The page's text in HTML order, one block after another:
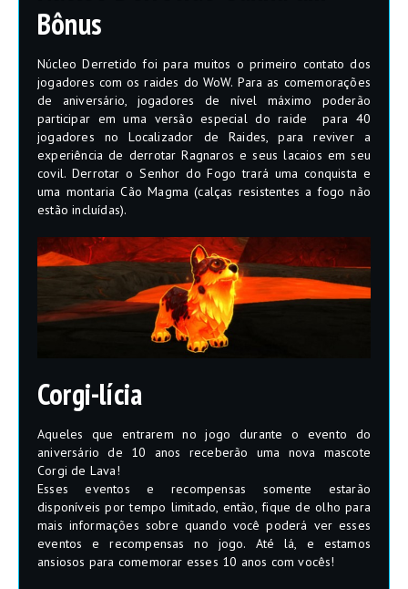
Bônus
Núcleo Derretido foi para muitos o primeiro contato dos
jogadores com os raides do WoW. Para as comemorações
de aniversário, jogadores de nível máximo poderão
participar em uma versão especial do raide para 40
jogadores no Localizador de Raides, para reviver a
experiência de derrotar Ragnaros e seus lacaios em seu
covil. Derrotar o Senhor do Fogo trará uma conquista e
uma montaria Cão Magma (calças resistentes a fogo não
estão incluídas).
Corgi-lícia
Aqueles que entrarem no jogo durante o evento do
aniversário de 10 anos receberão uma nova mascote
Corgi de Lava!
Esses eventos e recompensas somente estarão
disponíveis por tempo limitado, então, fique de olho para
mais informações sobre quando você poderá ver esses
eventos e recompensas no jogo. Até lá, e estamos
ansiosos para comemorar esses 10 anos com vocês!